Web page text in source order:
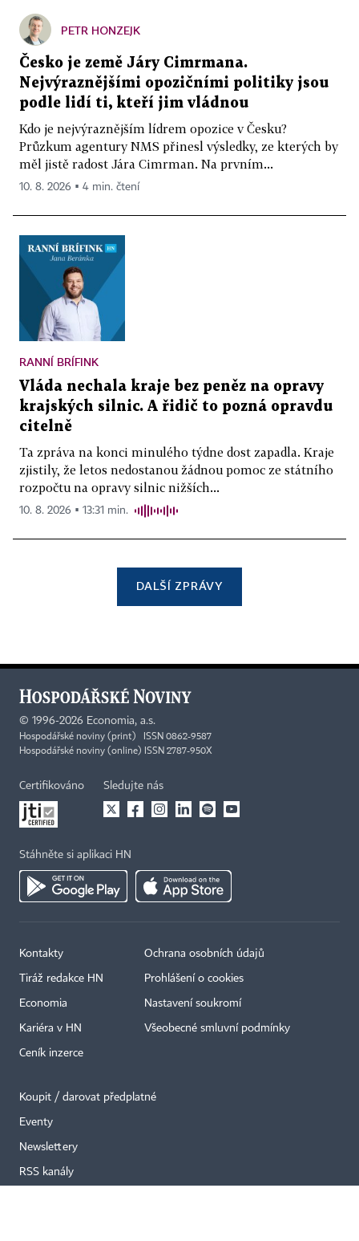
PETR HONZEJK
Česko je země Járy Cimrmana.
Nejvýraznějšími opozičními politiky jsou
podle lidí ti, kteří jim vládnou
Kdo je nejvýraznějším lídrem opozice v Česku?
Průzkum agentury NMS přinesl výsledky, ze kterých by
měl jistě radost Jára Cimrman. Na prvním...
10. 8. 2026 ▪ 4 min. čtení
RANNÍ BRÍFINK
Vláda nechala kraje bez peněz na opravy
krajských silnic. A řidič to pozná opravdu
citelně
Ta zpráva na konci minulého týdne dost zapadla. Kraje
zjistily, že letos nedostanou žádnou pomoc ze státního
rozpočtu na opravy silnic nižších...
10. 8. 2026 ▪ 13:31 min.
DALŠÍ ZPRÁVY
© 1996-2026 Economia, a.s.
Hospodářské noviny (print) ISSN 0862-9587
Hospodářské noviny (online) ISSN 2787-950X
Certifikováno Sledujte nás
Stáhněte si aplikaci HN
Kontakty
Tiráž redakce HN
Economia
Kariéra v HN
Ceník inzerce
Ochrana osobních údajů
Prohlášení o cookies
Nastavení soukromí
Všeobecné smluvní podmínky
Koupit / darovat předplatné
Eventy
Newslettery
RSS kanály